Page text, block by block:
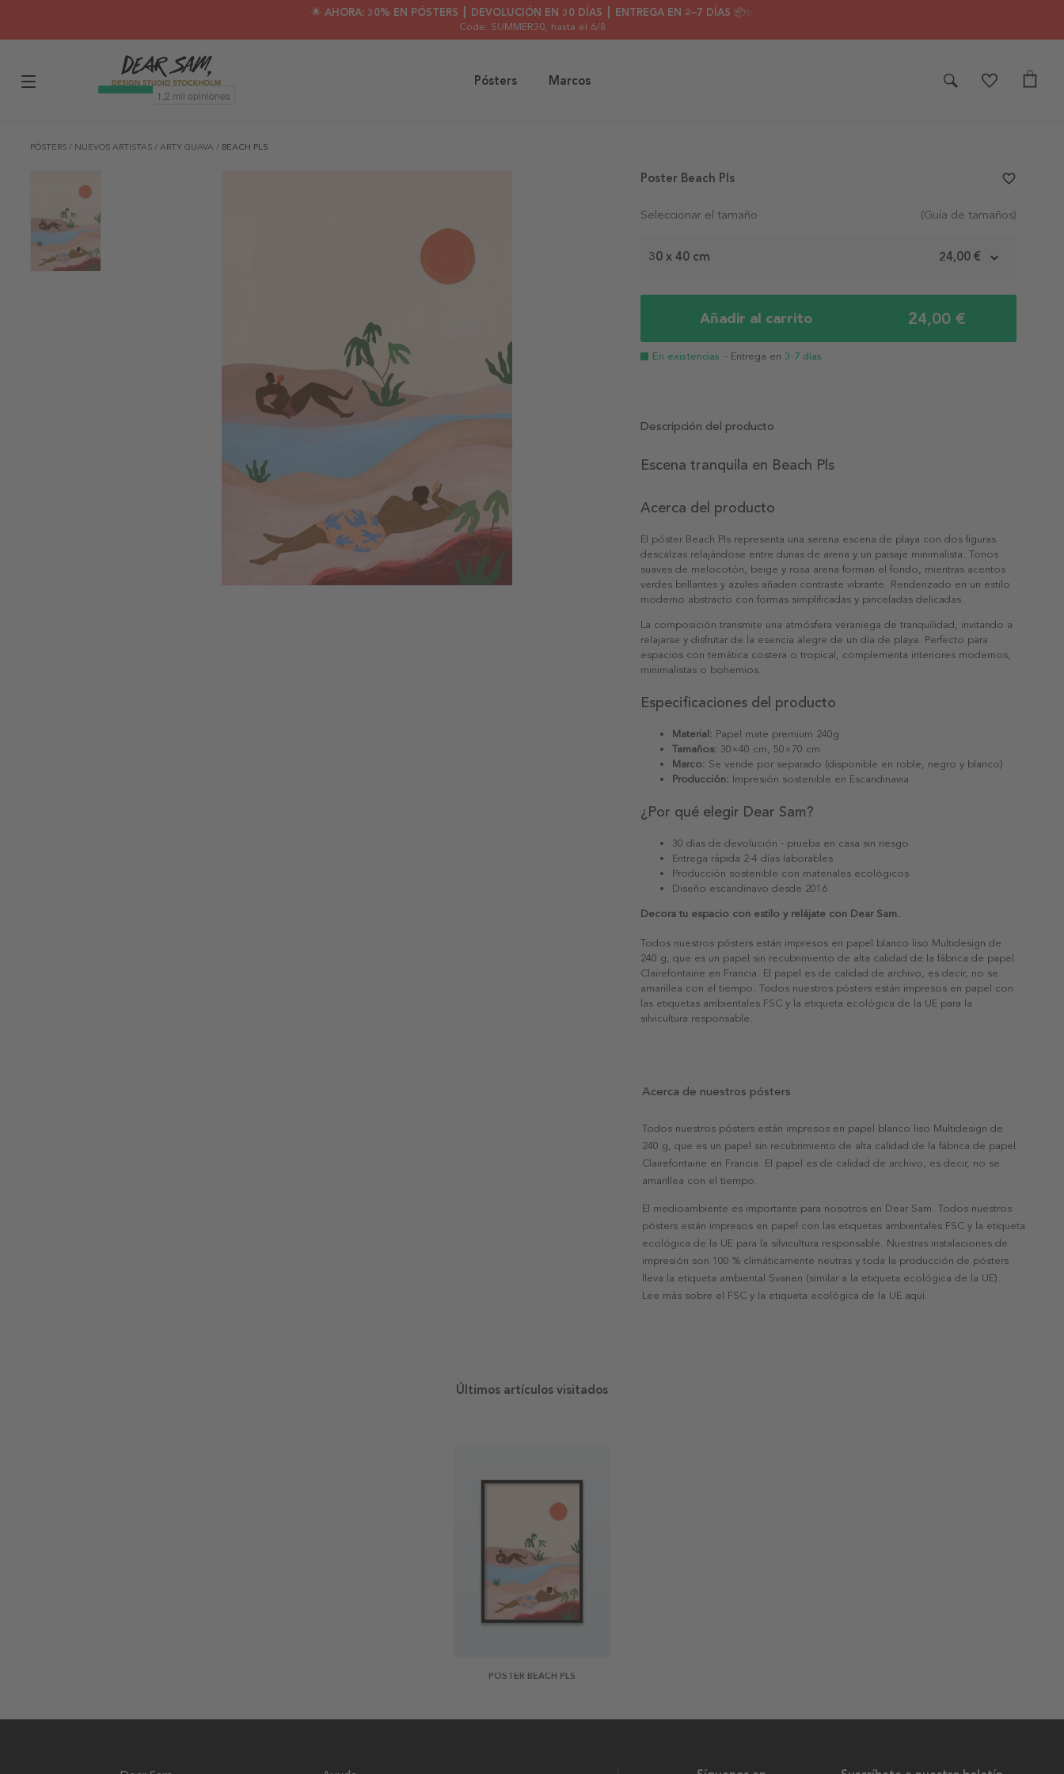
🌟 AHORA: 30% EN PÓSTERS ┃ DEVOLUCIÓN EN 30 DÍAS ┃ ENTREGA EN 2–7 DÍAS 📦✨
Code: SUMMER30, hasta el 6/8
Pósters Marcos
PÓSTERS / NUEVOS ARTISTAS / ARTY GUAVA / BEACH PLS
Seleccionar el tamaño (Guía de tamaños)
30 x 40 cm 24,00 €
Añadir al carrito 24,00 €
En existencias - Entrega en 3-7 días
Poster Beach Pls favorite_border
Descripción del producto
Escena tranquila en Beach Pls
Acerca del producto
El póster Beach Pls representa una serena escena de playa con dos figuras
descalzas relajándose entre dunas de arena y un paisaje minimalista. Tonos
suaves de melocotón, beige y rosa arena forman el fondo, mientras acentos
verdes brillantes y azules añaden contraste vibrante. Renderizado en un estilo
moderno abstracto con formas simplificadas y pinceladas delicadas.
La composición transmite una atmósfera veraniega de tranquilidad, invitando a
relajarse y disfrutar de la esencia alegre de un día de playa. Perfecto para
espacios con temática costera o tropical, complementa interiores modernos,
minimalistas o bohemios.
Especificaciones del producto
Material: Papel mate premium 240g
Tamaños: 30×40 cm, 50×70 cm
Marco: Se vende por separado (disponible en roble, negro y blanco)
Producción: Impresión sostenible en Escandinavia
¿Por qué elegir Dear Sam?
30 días de devolución - prueba en casa sin riesgo
Entrega rápida 2-4 días laborables
Producción sostenible con materiales ecológicos
Diseño escandinavo desde 2016
Decora tu espacio con estilo y relájate con Dear Sam.
Todos nuestros pósters están impresos en papel blanco liso Multidesign de
240 g, que es un papel sin recubrimiento de alta calidad de la fábrica de papel
Clairefontaine en Francia. El papel es de calidad de archivo, es decir, no se
amarillea con el tiempo. Todos nuestros pósters están impresos en papel con
las etiquetas ambientales FSC y la etiqueta ecológica de la UE para la
silvicultura responsable.
Acerca de nuestros pósters
Todos nuestros pósters están impresos en papel blanco liso Multidesign de
240 g, que es un papel sin recubrimiento de alta calidad de la fábrica de papel
Clairefontaine en Francia. El papel es de calidad de archivo, es decir, no se
amarillea con el tiempo.
El medioambiente es importante para nosotros en Dear Sam. Todos nuestros
pósters están impresos en papel con las etiquetas ambientales FSC y la etiqueta
ecológica de la UE para la silvicultura responsable. Nuestras instalaciones de
impresión son 100 % climáticamente neutras y toda la producción de pósters
lleva la etiqueta ambiental Svanen (similar a la etiqueta ecológica de la UE).
Lee más sobre el FSC y la etiqueta ecológica de la UE aquí.
Últimos artículos visitados
POSTER BEACH PLS